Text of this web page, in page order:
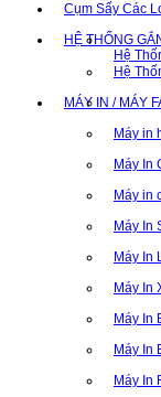
Cụm Sấy Các
HỆ THỐNG
Hệ
Hệ
MÁY IN / MÁY
Máy in
Máy In
Máy in
Máy In
Máy In
Máy In
Máy In
Máy In
Máy In